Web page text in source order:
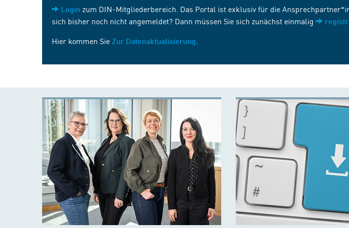
Login zum DIN-Mitgliederbereich. Das Portal ist exklusiv für die
sich bisher noch nicht angemeldet? Dann müssen Sie sich zunächst einmalig
Hier kommen Sie Zur Datenaktualisierung.